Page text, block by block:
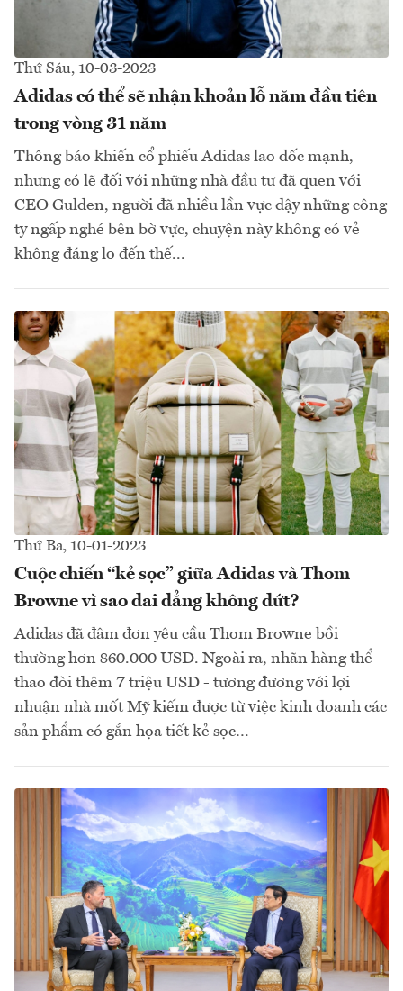
Thứ Sáu, 10-03-2023
Adidas có thể sẽ nhận khoản lỗ năm đầu tiên
trong vòng 31 năm
Thông báo khiến cổ phiếu Adidas lao dốc mạnh,
nhưng có lẽ đối với những nhà đầu tư đã quen với
CEO Gulden, người đã nhiều lần vực dậy những công
ty ngấp nghé bên bờ vực, chuyện này không có vẻ
không đáng lo đến thế...
Thứ Ba, 10-01-2023
Cuộc chiến “kẻ sọc” giữa Adidas và Thom
Browne vì sao dai dẳng không dứt?
Adidas đã đâm đơn yêu cầu Thom Browne bồi
thường hơn 860.000 USD. Ngoài ra, nhãn hàng thể
thao đòi thêm 7 triệu USD - tương đương với lợi
nhuận nhà mốt Mỹ kiếm được từ việc kinh doanh các
sản phẩm có gắn họa tiết kẻ sọc…